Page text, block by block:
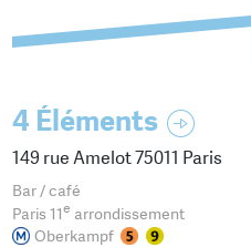
4 Éléments
149 rue Amelot 75011 Paris
Bar / café
Paris 11e arrondissement
Oberkampf